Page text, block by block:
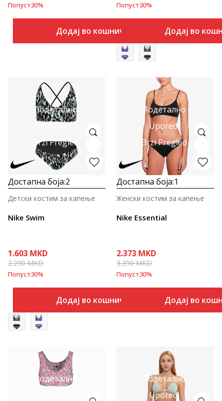
Попуст30%
Додај во кошничка
Попуст30%
Додај во
Подетално
Uporedi
Brzi Pregled
Достапна боја:2
Nike Swim
Детски костим за капење
1.603 MKD
2.290MKD
Попуст30%
Додај во кошничка
Подетално
Uporedi
Brzi Pregled
Достапна боја:1
Nike Essential
Женски костим за капење
2.373 MKD
3.390MKD
Попуст30%
Додај во
Подетално
Подетално
Uporedi